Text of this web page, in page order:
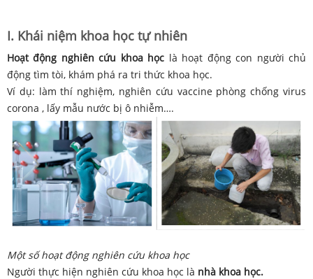
I. Khái niệm khoa học tự nhiên
Hoạt động nghiên cứu khoa học là hoạt động con người chủ
động tìm tòi, khám phá ra tri thức khoa học.
Ví dụ: làm thí nghiệm, nghiên cứu vaccine phòng chống virus
corona , lấy mẫu nước bị ô nhiễm….
Một số hoạt động nghiên cứu khoa học
Người thực hiện nghiên cứu khoa học là nhà khoa học.